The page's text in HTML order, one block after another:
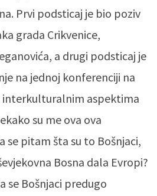
Prvi podsticaj je bio poziv
grada Crikvenice,
a drugi podsticaj je
na jednoj konferenciji na
interkulturalnim aspektima
su me ova ova
se pitam šta su to Bošnjaci,
Bosna dala Evropi?
se Bošnjaci predugo